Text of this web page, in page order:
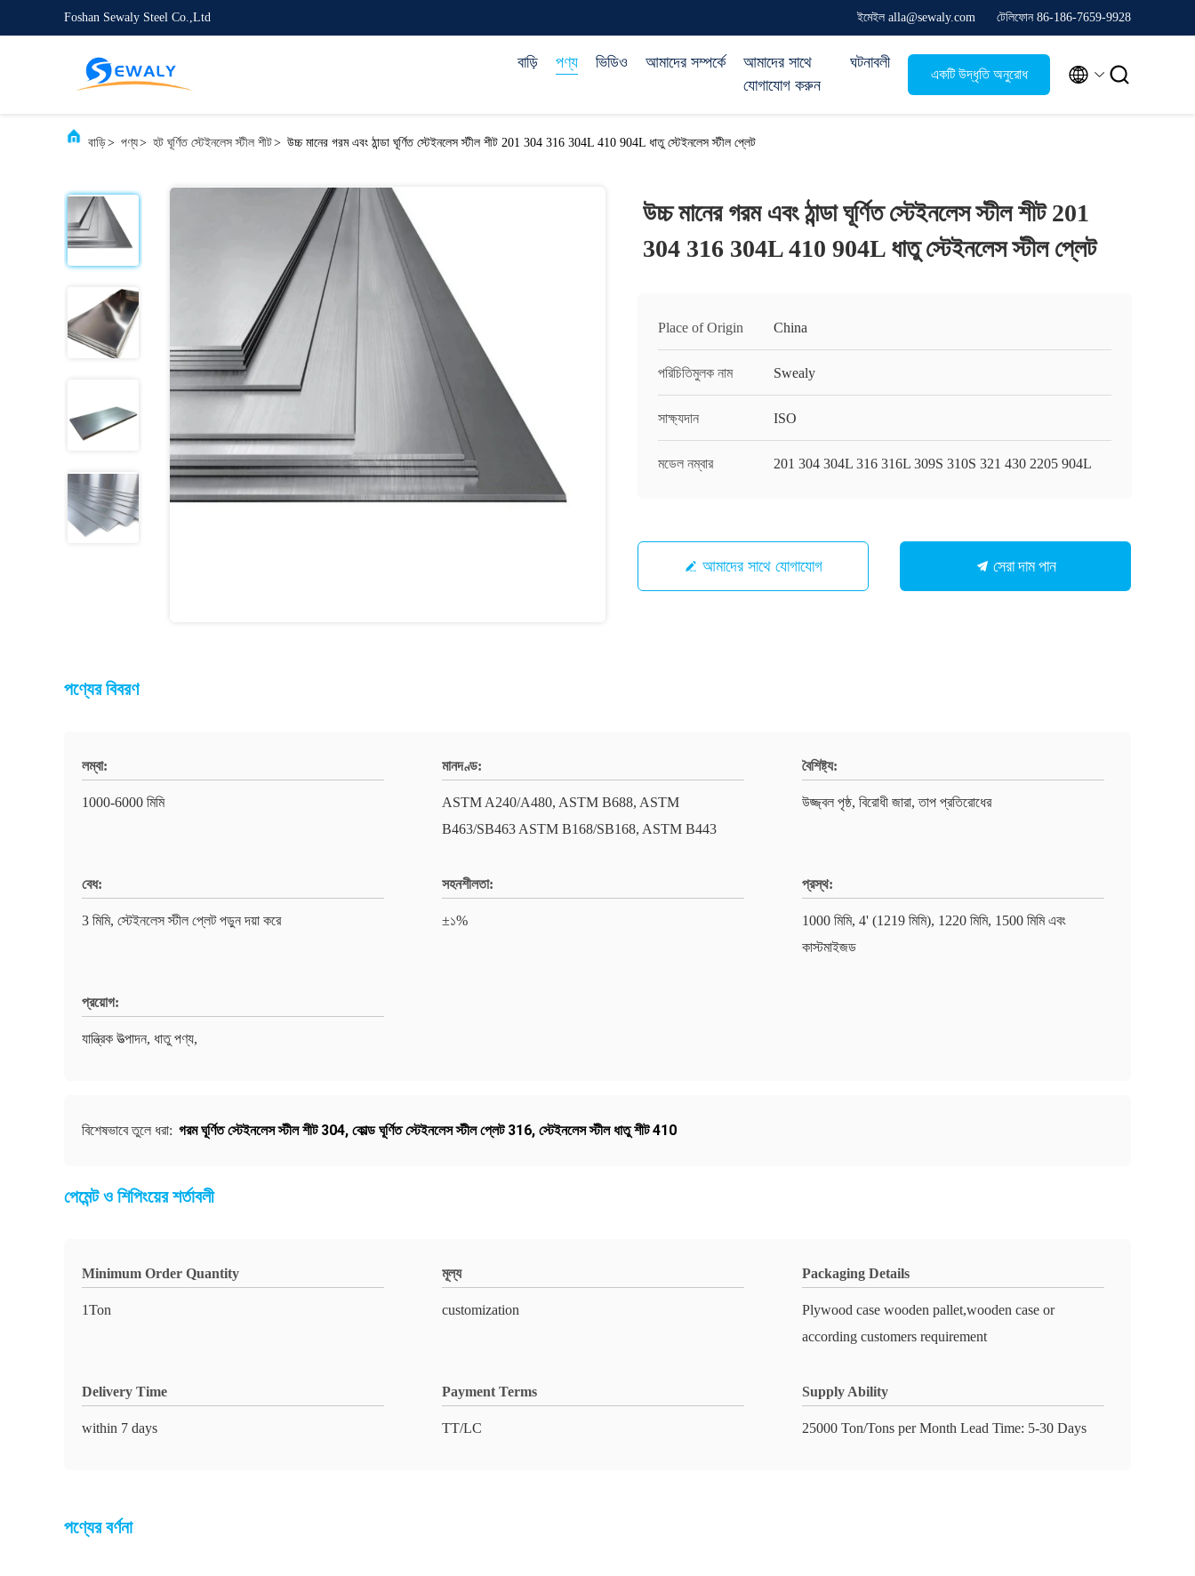
Foshan Sewaly Steel Co.,Ltd ইমেইল alla@sewaly.com টেলিফোন 86-186-7659-9928
বাড়ি পণ্য ভিডিও আমাদের সম্পর্কে
আমাদের সাথে
যোগাযোগ করুন
ঘটনাবলী
একটি উদ্ধৃতি অনুরোধ  
বাড়ি> পণ্য> হট ঘূর্ণিত স্টেইনলেস স্টীল শীট> উচ্চ মানের গরম এবং ঠান্ডা ঘূর্ণিত স্টেইনলেস স্টীল শীট 201 304 316 304L 410 904L ধাতু স্টেইনলেস স্টীল প্লেট
উচ্চ মানের গরম এবং ঠান্ডা ঘূর্ণিত স্টেইনলেস স্টীল শীট 201
304 316 304L 410 904L ধাতু স্টেইনলেস স্টীল প্লেট
Place of Origin China
পরিচিতিমুলক নাম Swealy
সাক্ষ্যদান ISO
মডেল নম্বার 201 304 304L 316 316L 309S 310S 321 430 2205 904L
আমাদের সাথে যোগাযোগ সেরা দাম পান
পণ্যের বিবরণ
লম্বা:
1000-6000 মিমি
মানদণ্ড:
ASTM A240/A480, ASTM B688, ASTM
B463/SB463 ASTM B168/SB168, ASTM B443
বৈশিষ্ট্য:
উজ্জ্বল পৃষ্ঠ, বিরোধী জারা, তাপ প্রতিরোধের
বেধ:
3 মিমি, স্টেইনলেস স্টীল প্লেট পড়ুন দয়া করে
সহনশীলতা:
±১%
প্রস্থ:
1000 মিমি, 4' (1219 মিমি), 1220 মিমি, 1500 মিমি এবং
কাস্টমাইজড
প্রয়োগ:
যান্ত্রিক উত্পাদন, ধাতু পণ্য,
বিশেষভাবে তুলে ধরা: গরম ঘূর্ণিত স্টেইনলেস স্টীল শীট 304, কোল্ড ঘূর্ণিত স্টেইনলেস স্টীল প্লেট 316, স্টেইনলেস স্টীল ধাতু শীট 410
পেমেন্ট ও শিপিংয়ের শর্তাবলী
Minimum Order Quantity
1Ton
মূল্য
customization
Packaging Details
Plywood case wooden pallet,wooden case or
according customers requirement
Delivery Time
within 7 days
Payment Terms
TT/LC
Supply Ability
25000 Ton/Tons per Month Lead Time: 5-30 Days
পণ্যের বর্ণনা